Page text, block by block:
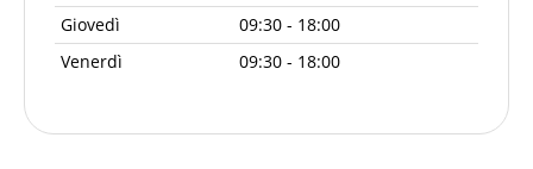
Giovedì
09:30 - 18:00
Venerdì
09:30 - 18:00